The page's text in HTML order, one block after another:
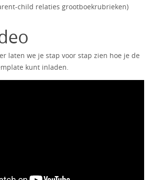
child relaties grootboekrubrieken)
laten we je stap voor stap zien hoe je de
kunt inladen.